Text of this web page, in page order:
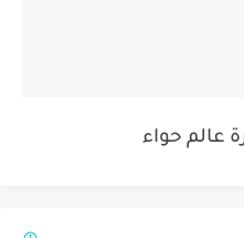
عالم حواء